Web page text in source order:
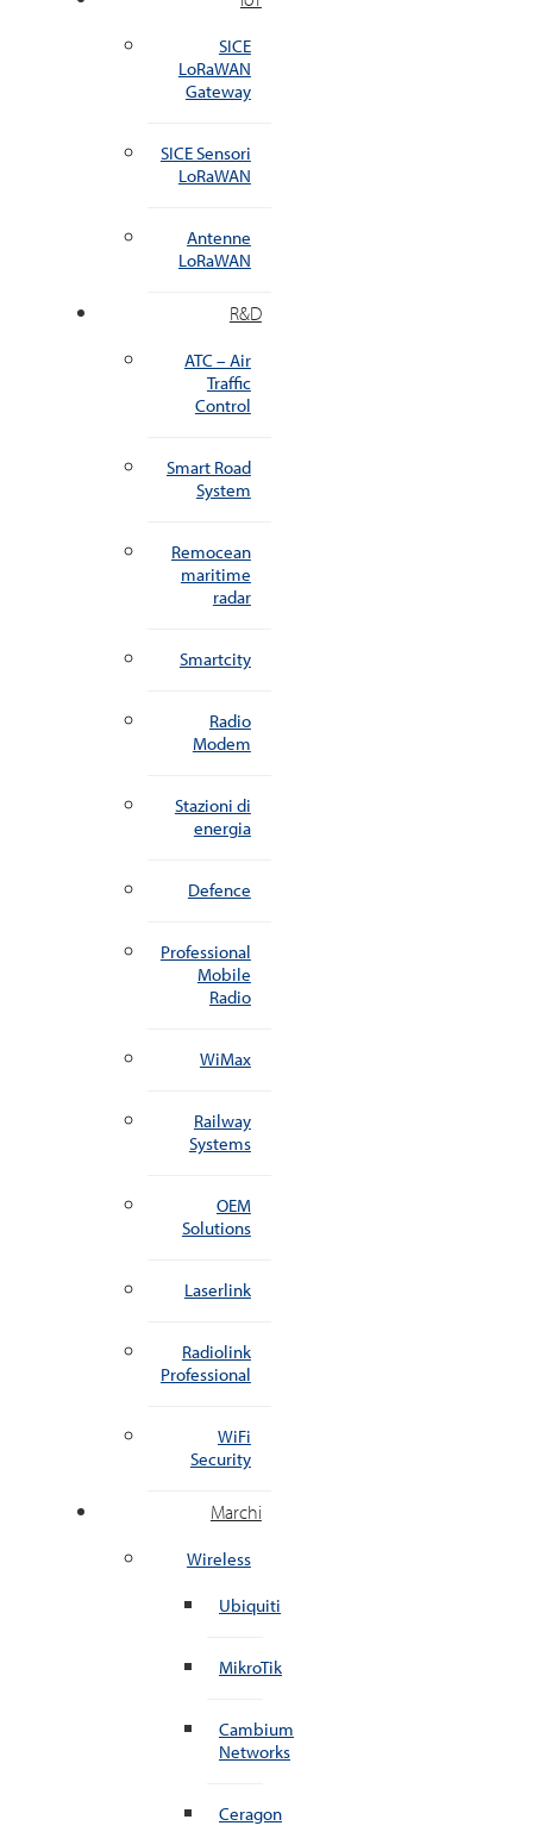
SICE
LoRaWAN
Gateway
SICE Sensori
LoRaWAN
Antenne
LoRaWAN
R&D
ATC – Air
Traffic
Control
Smart Road
System
Remocean
maritime
radar
Smartcity
Radio
Modem
Stazioni di
energia
Defence
Professional
Mobile
Radio
WiMax
Railway
Systems
OEM
Solutions
Laserlink
Radiolink
Professional
WiFi
Security
Marchi
Wireless
Ubiquiti
MikroTik
Cambium
Networks
Ceragon